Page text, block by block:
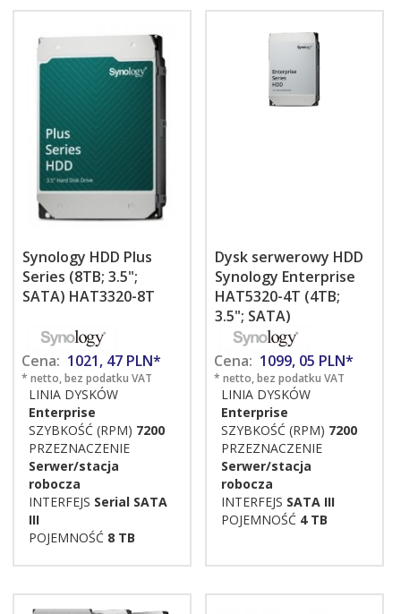
Synology HDD Plus
Series (8TB; 3.5";
SATA) HAT3320-8T
Cena: 1021, 47 PLN*
* netto, bez podatku VAT
LINIA DYSKÓW
Enterprise
SZYBKOŚĆ (RPM) 7200
PRZEZNACZENIE
Serwer/stacja
robocza
INTERFEJS Serial SATA
III
POJEMNOŚĆ 8 TB
Dysk serwerowy HDD
Synology Enterprise
HAT5320-4T (4TB;
3.5"; SATA)
Cena: 1099, 05 PLN*
* netto, bez podatku VAT
LINIA DYSKÓW
Enterprise
SZYBKOŚĆ (RPM) 7200
PRZEZNACZENIE
Serwer/stacja
robocza
INTERFEJS SATA III
POJEMNOŚĆ 4 TB